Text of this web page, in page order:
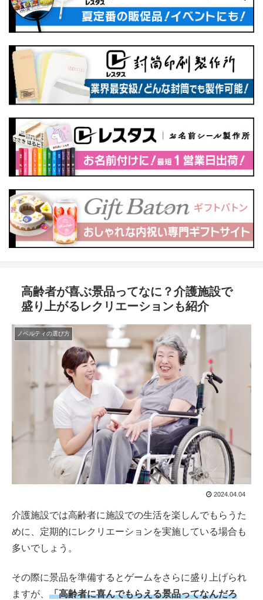
高齢者が喜ぶ景品ってなに？介護施設で
盛り上がるレクリエーションも紹介
ノベルティの選び方
2024.04.04
介護施設では高齢者に施設での生活を楽しんでもらうた
めに、定期的にレクリエーションを実施している場合も
多いでしょう。
その際に景品を準備するとゲームをさらに盛り上げられ
ますが、 「高齢者に喜んでもらえる景品ってなんだろ